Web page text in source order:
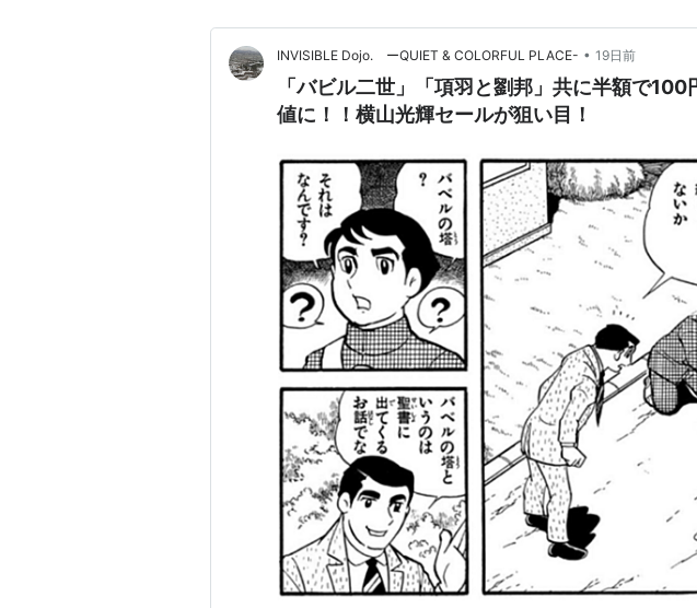
作者:司馬遼太郎
出版社/メーカー:新潮社
メディア:文庫
購入: 6人 クリック: 50回
この商品を含むブログ (79件) を見る
項羽と劉邦（中） (新潮文庫)
作者:司馬遼太郎
出版社/メーカー:
新潮社
発売日:1984/09/27
メディア:文庫
購入: 5人 クリック: 16回
この商品を含むブログ (42件) を見る
項羽と劉邦(下) (新潮文庫)
作者:司馬遼太郎
出版社/メーカー:
新潮社
発売日:1984/09/27
INVISIBLE Dojo. ーQUIET & COLORFUL PLACE- • 19日前
「バビル二世」「項羽と劉邦」共に半額で
値に！！横山光輝セールが狙い目！